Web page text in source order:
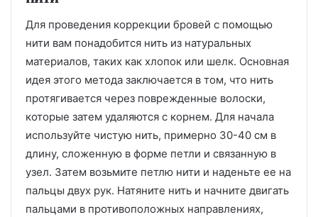
Для проведения коррекции бровей с помощью
нити вам понадобится нить из натуральных
материалов, таких как хлопок или шелк. Основная
идея этого метода заключается в том, что нить
протягивается через поврежденные волоски,
которые затем удаляются с корнем. Для начала
используйте чистую нить, примерно 30-40 см в
длину, сложенную в форме петли и связанную в
узел. Затем возьмите петлю нити и наденьте ее на
пальцы двух рук. Натяните нить и начните двигать
пальцами в противоположных направлениях,